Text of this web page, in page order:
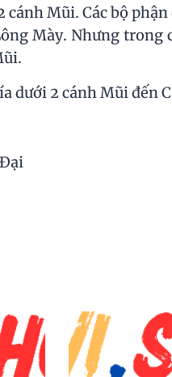
Mũi. Các bộ
Mày. Nhưng trong
dưới 2 cánh Mũi đến